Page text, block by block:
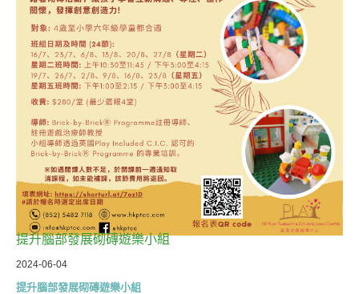
提升腦部發展砌磚遊樂小組
2024-06-04
提升腦部發展砌磚遊樂小組